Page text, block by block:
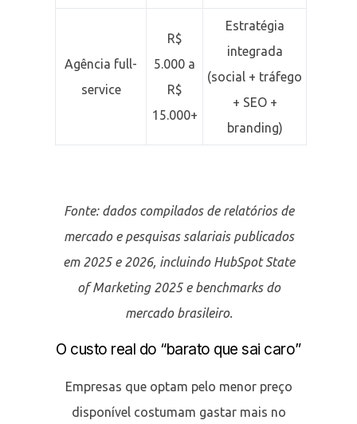
Agência full-
service
R$
5.000 a
R$
15.000+
Estratégia
integrada
(social + tráfego
+ SEO +
branding)
Fonte: dados compilados de relatórios de
mercado e pesquisas salariais publicados
em 2025 e 2026, incluindo HubSpot State
of Marketing 2025 e benchmarks do
mercado brasileiro.
O custo real do “barato que sai caro”
Empresas que optam pelo menor preço
disponível costumam gastar mais no